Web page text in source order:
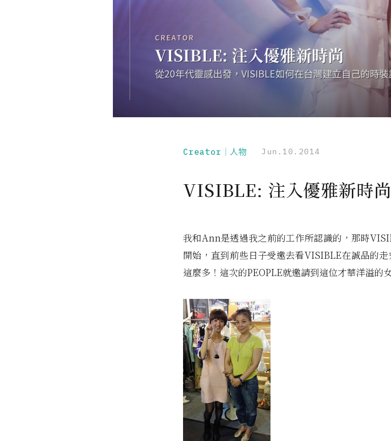
Creator｜人物 Jun.10.2014
VISIBLE: 注入優雅新時尚
我和Ann是透過我之前的工作所認識的，那時
開始，直到前些日子受邀去看VISIBLE在誠品的
這麼多！這次的PEOPLE就邀請到這位才華洋溢的